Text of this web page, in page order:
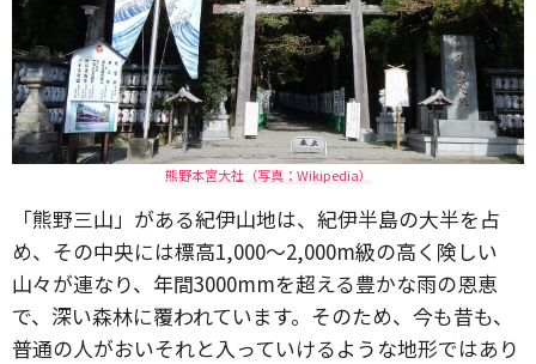
熊野本宮大社（写真：Wikipedia）
「熊野三山」がある紀伊山地は、紀伊半島の大半を占
め、その中央には標高1,000～2,000m級の高く険しい
山々が連なり、年間3000mmを超える豊かな雨の恩恵
で、深い森林に覆われています。そのため、今も昔も、
普通の人がおいそれと入っていけるような地形ではあり